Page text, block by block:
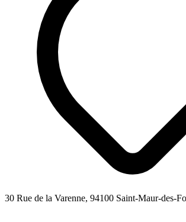
30 Rue de la Varenne, 94100 Saint-Maur-des-